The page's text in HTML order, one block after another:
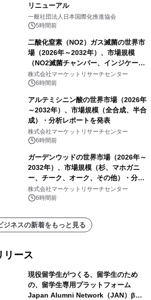
リニューアル
一般社団法人日本国際化推進協会
5時間前
二酸化窒素（NO2）ガス滅菌の世界市
場（2026年～2032年）、市場規模
（NO2滅菌チャンバー、インジケータ
ーおよびモニタリングシステム、その
他）・分析レポートを発表
株式会社マーケットリサーチセンター
6時間前
アルテミシニン酸の世界市場（2026年
～2032年）、市場規模（全合成、半合
成）・分析レポートを発表
株式会社マーケットリサーチセンター
6時間前
ガーデンウッドの世界市場（2026年～
2032年）、市場規模（杉、マホガニ
ー、チーク、オーク、その他）・分析
レポートを発表
株式会社マーケットリサーチセンター
6時間前
ジネスの新着をもっと見る
リース
現役留学生がつくる、留学生のため
の、留学生専用プラットフォーム
Japan Alumni Network（JAN）β版